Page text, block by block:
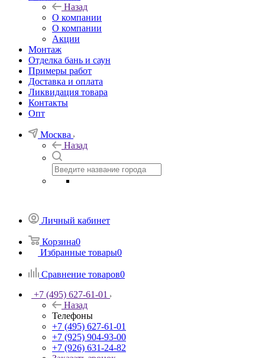
Назад
О компании
О компании
Акции
Монтаж
Отделка бань и саун
Примеры работ
Доставка и оплата
Ликвидация товара
Контакты
Опт
Москва
Назад
Личный кабинет
Корзина0
Избранные товары0
Сравнение товаров0
+7 (495) 627-61-01
Назад
Телефоны
+7 (495) 627-61-01
+7 (925) 904-93-00
+7 (926) 631-24-82